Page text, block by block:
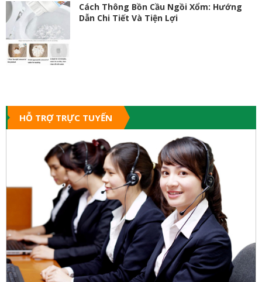
Cách Thông Bồn Cầu Ngồi Xổm: Hướng
Dẫn Chi Tiết Và Tiện Lợi
HỖ TRỢ TRỰC TUYẾN